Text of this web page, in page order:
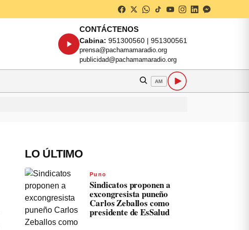
CONTÁCTENOS
Cabina: 951300560 | 951300561
prensa@pachamamaradio.org
publicidad@pachamamaradio.org
AM
LO ÚLTIMO
Puno
Sindicatos proponen a
excongresista puneño
Carlos Zeballos como
presidente de EsSalud